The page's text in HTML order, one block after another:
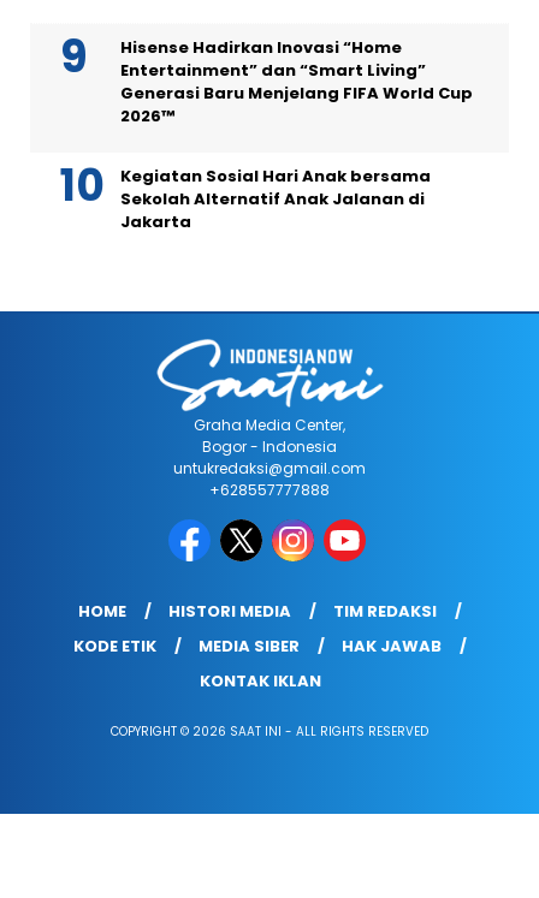
Hisense Hadirkan Inovasi “Home
Entertainment” dan “Smart Living”
Generasi Baru Menjelang FIFA World Cup
2026™
Kegiatan Sosial Hari Anak bersama
Sekolah Alternatif Anak Jalanan di
Jakarta
Graha Media Center,
Bogor - Indonesia
untukredaksi@gmail.com
+628557777888
HOME HISTORI MEDIA
TIM REDAKSI
KODE ETIK
MEDIA SIBER
HAK JAWAB
KONTAK IKLAN
COPYRIGHT © 2026 SAAT INI - ALL RIGHTS RESERVED